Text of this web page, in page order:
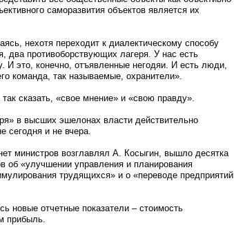
саморазвития объектов является их
нехотя переходит к диалектическому способу
два противоборствующих лагеря. У нас есть
И это, конечно, отъявленные негодяи. И есть люди,
команда, так называемые, охранители».
сказать, «свое мнение» и «свою правду».
в высших эшелонах власти действительно
сегодня и не вчера.
министров возглавлял А. Косыгин, вышло десятка
«улучшении управления и планирования
трудящихся» и о «переводе предприятий
новые отчетные показатели – стоимость
прибыль.